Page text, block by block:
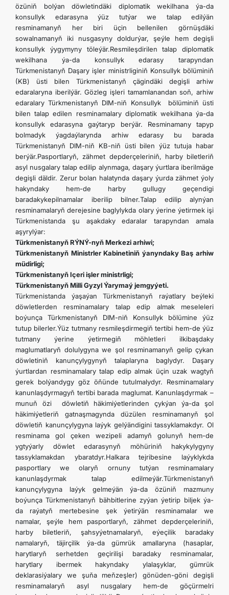
özüniň bolýan döwletindäki diplomatik wekilhana ýa-da
konsullyk edarasyna ýüz tutýar we talap edilýän
resminamanyň her biri üçin bellenilen görnüşdäki
sowalnamanyň iki nusgasyny doldurýar, şeýle hem degişli
konsullyk ýygymyny töleýär.Resmileşdirilen talap diplomatik
wekilhana ýa-da konsullyk edarasy tarapyndan
Türkmenistanyň Daşary işler ministrliginiň Konsullyk bölüminiň
(KB) üsti bilen Türkmenistanyň çägindäki degişli arhiw
edaralaryna iberilýär. Gözleg işleri tamamlanandan soň, arhiw
edaralary Türkmenistanyň DIM-niň Konsullyk bölüminiň üsti
bilen talap edilen resminamalary diplomatik wekilhana ýa-da
konsullyk edarasyna gaýtaryp berýär. Resminamany tapyp
bolmadyk ýagdaýlarynda arhiw edarasy bu barada
Türkmenistanyň DIM-niň KB-niň üsti bilen ýüz tutuja habar
berýär.Pasportlaryň, zähmet depderçeleriniň, harby biletleriň
asyl nusgalary talap edilip alynmaga, daşary ýurtlara iberilmäge
degişli däldir. Zerur bolan halatynda daşary ýurda zähmet ýoly
hakyndaky hem-de harby gullugy geçendigi
baradakykepilnamalar iberilip bilner.Talap edilip alynýan
resminamalaryň derejesine baglylykda olary ýerine ýetirmek işi
Türkmenistanda şu aşakdaky edaralar tarapyndan amala
aşyrylýar:
Türkmenistanyň RÝNÝ-nyň Merkezi arhiwi;
Türkmenistanyň Ministrler Kabinetiniň ýanyndaky Baş arhiw
müdirligi;
Türkmenistanyň Içeri işler ministrligi;
Türkmenistanyň Milli Gyzyl Ýarymaý jemgyýeti.
Türkmenistanda ýaşaýan Türkmenistanyň raýatlary beýleki
döwletlerden resminamalary talap edip almak meseleleri
boýunça Türkmenistanyň DIM-niň Konsullyk bölümine ýüz
tutup bilerler.Ýüz tutmany resmileşdirmegiň tertibi hem-de ýüz
tutmany ýerine ýetirmegiň möhletleri ilkibaşdaky
maglumatlaryň dolulygyna we şol resminamanyň gelip çykan
döwletiniň kanunçylygynyň talaplaryna baglydyr. Daşary
ýurtlardan resminamalary talap edip almak üçin uzak wagtyň
gerek bolýandygy göz öňünde tutulmalydyr. Resminamalary
kanunlaşdyrmagyň tertibi barada maglumat. Kanunlaşdyrmak –
munuň özi döwletiň häkimiýetlerinden çykýan ýa-da şol
häkimiýetleriň gatnaşmagynda düzülen resminamanyň şol
döwletiň kanunçylygyna laýyk gelýändigini tassyklamakdyr. Ol
resminama gol çeken wezipeli adamyň golunyň hem-de
ygtyýarly döwlet edarasynyň möhüriniň hakykylygyny
tassyklamakdan ybaratdyr.Halkara tejribesine laýyklykda
pasportlary we olaryň ornuny tutýan resminamalary
kanunlaşdyrmak talap edilmeýär.Türkmenistanyň
kanunçylygyna laýyk gelmeýän ýa-da özüniň mazmuny
boýunça Türkmenistanyň bähbitlerine zyýan ýetirip biljek ýa-
da raýatyň mertebesine şek ýetirýän resminamalar we
namalar, şeýle hem pasportlaryň, zähmet depderçeleriniň,
harby biletleriň, şahsyýetnamalaryň, eýeçilik baradaky
namalaryň, täjirçilik ýa-da gümrük amallaryna (hasaplar,
harytlaryň serhetden geçirilişi baradaky resminamalar,
harytlary ibermek hakyndaky ylalaşyklar, gümrük
deklarasiýalary we şuňa meňzeşler) gönüden-göni degişli
resminamalaryň asyl nusgalary hem-de göçürmelri